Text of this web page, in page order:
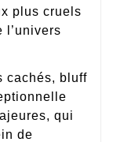
plus cruels
l’univers
cachés, bluff
qui
de